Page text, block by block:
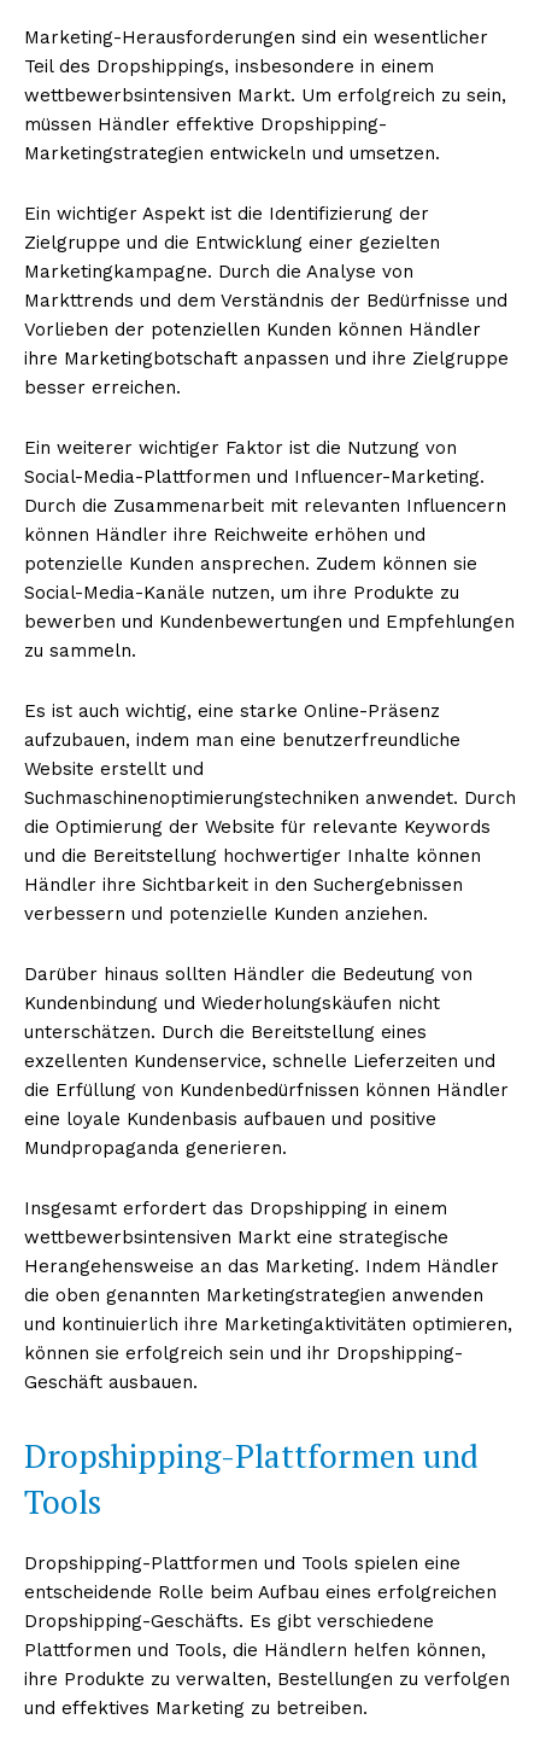
NEWSLETTER ABONNIEREN
Inhalte
Marketing-Herausforderungen sind ein wesentlicher
Teil des Dropshippings, insbesondere in einem
wettbewerbsintensiven Markt. Um erfolgreich zu sein,
müssen Händler effektive Dropshipping-
Marketingstrategien entwickeln und umsetzen.
Ein wichtiger Aspekt ist die Identifizierung der
Zielgruppe und die Entwicklung einer gezielten
Marketingkampagne. Durch die Analyse von
Markttrends und dem Verständnis der Bedürfnisse und
Vorlieben der potenziellen Kunden können Händler
ihre Marketingbotschaft anpassen und ihre Zielgruppe
besser erreichen.
Ein weiterer wichtiger Faktor ist die Nutzung von
Social-Media-Plattformen und Influencer-Marketing.
Durch die Zusammenarbeit mit relevanten Influencern
können Händler ihre Reichweite erhöhen und
potenzielle Kunden ansprechen. Zudem können sie
Social-Media-Kanäle nutzen, um ihre Produkte zu
bewerben und Kundenbewertungen und Empfehlungen
zu sammeln.
Es ist auch wichtig, eine starke Online-Präsenz
aufzubauen, indem man eine benutzerfreundliche
Website erstellt und
Suchmaschinenoptimierungstechniken anwendet. Durch
die Optimierung der Website für relevante Keywords
und die Bereitstellung hochwertiger Inhalte können
Händler ihre Sichtbarkeit in den Suchergebnissen
verbessern und potenzielle Kunden anziehen.
Darüber hinaus sollten Händler die Bedeutung von
Kundenbindung und Wiederholungskäufen nicht
unterschätzen. Durch die Bereitstellung eines
exzellenten Kundenservice, schnelle Lieferzeiten und
die Erfüllung von Kundenbedürfnissen können Händler
eine loyale Kundenbasis aufbauen und positive
Mundpropaganda generieren.
Insgesamt erfordert das Dropshipping in einem
wettbewerbsintensiven Markt eine strategische
Herangehensweise an das Marketing. Indem Händler
die oben genannten Marketingstrategien anwenden
und kontinuierlich ihre Marketingaktivitäten optimieren,
können sie erfolgreich sein und ihr Dropshipping-
Geschäft ausbauen.
Dropshipping-Plattformen und
Tools
Dropshipping-Plattformen und Tools spielen eine
entscheidende Rolle beim Aufbau eines erfolgreichen
Dropshipping-Geschäfts. Es gibt verschiedene
Plattformen und Tools, die Händlern helfen können,
ihre Produkte zu verwalten, Bestellungen zu verfolgen
und effektives Marketing zu betreiben.